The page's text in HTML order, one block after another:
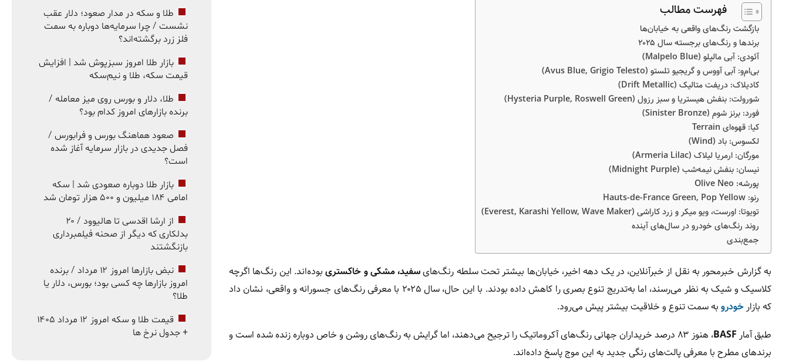
فهرست مطالب
بازگشت رنگ‌های واقعی به خیابان‌ها
برندها و رنگ‌های برجسته سال ۲۰۲۵
آئودی: آبی مالپلو (Malpelo Blue)
بی‌ام‌و: آبی آووس و گریجیو تلستو (Avus Blue, Grigio Telesto)
کادیلاک: دریفت متالیک (Drift Metallic)
شورولت: بنفش هیستریا و سبز رزول (Hysteria Purple, Roswell Green)
فورد: برنز شوم (Sinister Bronze)
کیا: قهوه‌ای Terrain
لکسوس: باد (Wind)
مورگان: ارمریا لیلاک (Armeria Lilac)
نیسان: بنفش نیمه‌شب (Midnight Purple)
پورشه: Olive Neo
رنو: Hauts-de-France Green, Pop Yellow
تویوتا: اورست، ویو میکر و زرد کاراشی (Everest, Karashi Yellow, Wave Maker)
روند رنگ‌های خودرو در سال‌های آینده
جمع‌بندی
به گزارش خبرمحور به نقل از خبرآنلاین، در یک دهه اخیر، خیابان‌ها بیشتر تحت سلطه رنگ‌هایسفید، مشکی و خاکستریبوده‌اند. این رنگ‌ها اگرچه
کلاسیک و شیک به نظر می‌رسند، اما به‌تدریج تنوع بصری را کاهش داده بودند. با این حال، سال ۲۰۲۵ با معرفی رنگ‌های جسورانه و واقعی، نشان داد
که بازار خودرو به سمت تنوع و خلاقیت بیشتر پیش می‌رود.
طبق آمار BASF
، هنوز ۸۳ درصد خریداران جهانی رنگ‌های آکروماتیک را ترجیح می‌دهند، اما گرایش به رنگ‌های روشن و خاص دوباره زنده شده است و
برندهای مطرح با معرفی پالت‌های رنگی جدید به این موج پاسخ داده‌اند.
طلا و سکه در مدار صعود؛ دلار عقب
نشست / چرا سرمایه‌ها دوباره به سمت
فلز زرد برگشته‌اند؟
بازار طلا امروز سبزپوش شد | افزایش
قیمت سکه، طلا و نیم‌سکه
طلا، دلار و بورس روی میز معامله /
برنده بازارهای امروز کدام بود؟
صعود هماهنگ بورس و فرابورس /
فصل جدیدی در بازار سرمایه آغاز شده
است؟
بازار طلا دوباره صعودی شد | سکه
امامی ۱۸۴ میلیون و ۵۰۰ هزار تومان شد
از ارشا اقدسی تا هالیوود / ۲۰
بدلکاری که دیگر از صحنه فیلمبرداری
بازنگشتند
نبض بازارها امروز ۱۲ مرداد / برنده
امروز بازارها چه کسی بود؛ بورس، دلار یا
طلا؟
قیمت طلا و سکه امروز ۱۲ مرداد ۱۴۰۵
+ جدول نرخ ها